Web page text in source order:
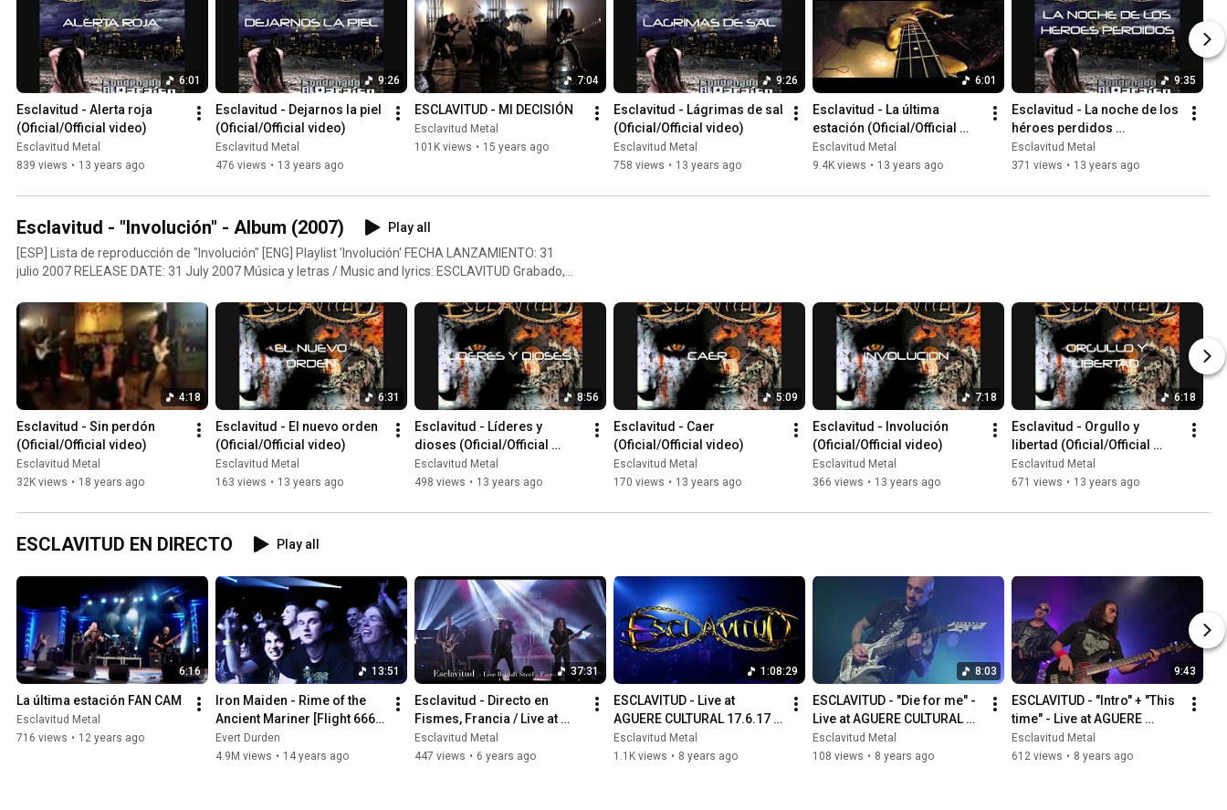
Bauerfeind Portada, arte gráfico y fotografía / Artwork, layout and photography: Enrique López
"Quique" Síguenos / Follow us: Facebook: https://www.facebook.com/ESCLAVITUD.Oficial
Instagram: https://www.instagram.com/esclavitudmetalofficial Twitter:
https://twitter.com/ESCLAVITUDMETAL YouTube: https://www.youtube.com/@aibibadre Web
oficial / offical website: https://www.esclavitudmetal.es
6:01
Esclavitud - Alerta roja
(Oficial/Official video)
Esclavitud Metal
839 views • 13 years ago
9:26
Esclavitud - Dejarnos la piel
(Oficial/Official video)
Esclavitud Metal
476 views • 13 years ago
7:04
ESCLAVITUD - MI DECISIÓN
Esclavitud Metal
101K views • 15 years ago
9:26
Esclavitud - Lágrimas de sal
(Oficial/Official video)
Esclavitud Metal
758 views • 13 years ago
6:01
Esclavitud - La última
estación (Oficial/Official
video)
Esclavitud Metal
9.4K views • 13 years ago
9:35
Esclavitud - La noche de los
héroes perdidos
(Oficial/Official video)
Esclavitud Metal
371 views • 13 years ago
Esclavitud - "Involución" - Album (2007)
Play all
[ESP] Lista de reproducción de "Involución" [ENG] Playlist 'Involución' FECHA LANZAMIENTO: 31
julio 2007 RELEASE DATE: 31 July 2007 Música y letras / Music and lyrics: ESCLAVITUD Grabado,
Artwork and layout: C. A. Ferrero "Atlante BlackHeart" Fotografía / Photography: Jamie Polo
Síguenos / Follow us: Facebook: https://www.facebook.com/ESCLAVITUD.Oficial Instagram:
https://www.instagram.com/esclavitudmetalofficial Twitter:
https://twitter.com/ESCLAVITUDMETAL YouTube: https://www.youtube.com/@aibibadre Web
oficial / offical website: https://www.esclavitudmetal.es
4:18
Esclavitud - Sin perdón
(Oficial/Official video)
Esclavitud Metal
32K views • 18 years ago
6:31
Esclavitud - El nuevo orden
(Oficial/Official video)
Esclavitud Metal
163 views • 13 years ago
8:56
Esclavitud - Líderes y
dioses (Oficial/Official
video)
Esclavitud Metal
498 views • 13 years ago
5:09
Esclavitud - Caer
(Oficial/Official video)
Esclavitud Metal
170 views • 13 years ago
7:18
Esclavitud - Involución
(Oficial/Official video)
Esclavitud Metal
366 views • 13 years ago
6:18
Esclavitud - Orgullo y
libertad (Oficial/Official
video)
Esclavitud Metal
671 views • 13 years ago
ESCLAVITUD EN DIRECTO Play all
6:16
La última estación FAN CAM
Esclavitud Metal
716 views • 12 years ago
13:51
Iron Maiden - Rime of the
Ancient Mariner [Flight 666
DVD] HD
Evert Durden
4.9M views • 14 years ago
37:31
Esclavitud - Directo en
Fismes, Francia / Live at
Fismes, France
Esclavitud Metal
447 views • 6 years ago
1:08:29
ESCLAVITUD - Live at
AGUERE CULTURAL 17.6.17 -
[Full concert]
Esclavitud Metal
1.1K views • 8 years ago
8:03
ESCLAVITUD - "Die for me" -
Live at AGUERE CULTURAL
17.6.17
Esclavitud Metal
108 views • 8 years ago
9:43
ESCLAVITUD - "Intro" + "This
time" - Live at AGUERE
CULTURAL 17.6.17
Esclavitud Metal
612 views • 8 years ago